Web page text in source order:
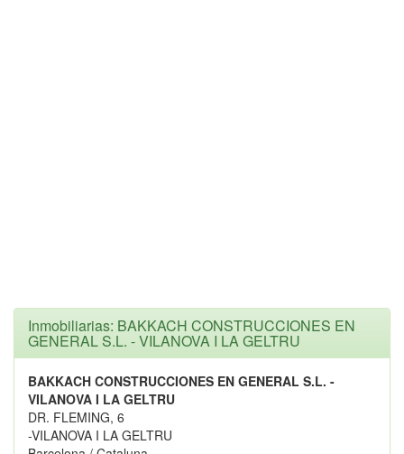
Inmobiliarias: BAKKACH CONSTRUCCIONES EN
GENERAL S.L. - VILANOVA I LA GELTRU
BAKKACH CONSTRUCCIONES EN GENERAL S.L. -
VILANOVA I LA GELTRU
DR. FLEMING, 6
-VILANOVA I LA GELTRU